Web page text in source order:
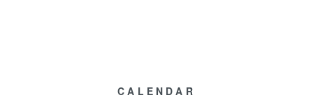
CALENDAR